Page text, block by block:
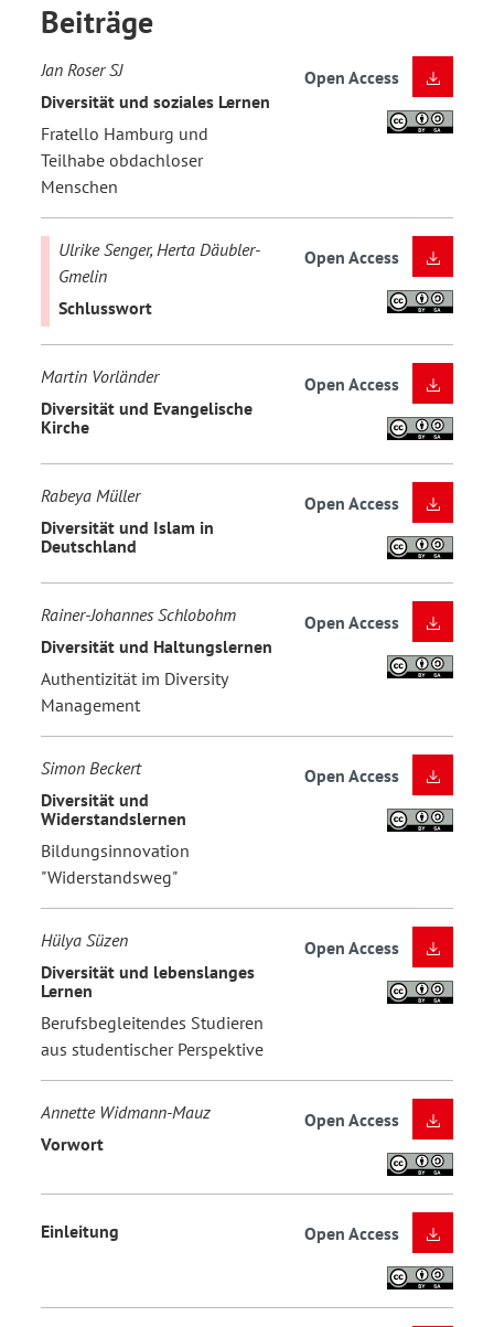
Beiträge
Jan Roser SJ
Diversität und soziales Lernen
Fratello Hamburg und
Teilhabe obdachloser
Menschen
Open Access
Ulrike Senger, Herta Däubler-
Gmelin
Schlusswort
Open Access
Martin Vorländer
Diversität und Evangelische
Kirche
Open Access
Rabeya Müller
Diversität und Islam in
Deutschland
Open Access
Rainer-Johannes Schlobohm
Diversität und Haltungslernen
Authentizität im Diversity
Management
Open Access
Simon Beckert
Diversität und
Widerstandslernen
Bildungsinnovation
"Widerstandsweg"
Open Access
Hülya Süzen
Diversität und lebenslanges
Lernen
Berufsbegleitendes Studieren
aus studentischer Perspektive
Open Access
Annette Widmann-Mauz
Vorwort
Open Access
Einleitung Open Access